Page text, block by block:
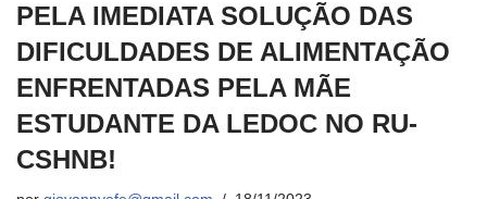
PELA IMEDIATA SOLUÇÃO DAS
DIFICULDADES DE ALIMENTAÇÃO
ENFRENTADAS PELA MÃE
ESTUDANTE DA LEDOC NO RU-
CSHNB!